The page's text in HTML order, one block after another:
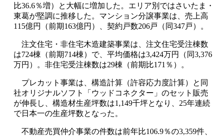
比36.6％増）と大幅に増加した。エリア別ではさいたま・
東葛が堅調に推移した。マンション分譲事業は、売上高
115億円（前期163億円）、契約戸数206戸（同347戸）。
注文住宅・非住宅木造建築事業は、注文住宅受注棟数
は724棟（前期714棟）で、平均価格は3,424万円（同3,376
万円）。非住宅受注棟数は29棟（前期比171 ％）。
プレカット事業は、構造計算（許容応力度計算）と同
社オリジナルソフト「ウッドコネクター」のセット販売
が伸長し、構造材生産坪数は1,149千坪となり、 25年連続
で日本一の生産坪数となった。
不動産売買仲介事業の件数は前年比106.9％の3,359件、